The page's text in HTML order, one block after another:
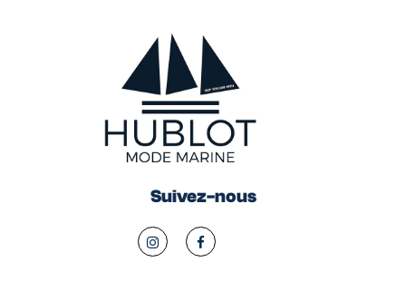
Suivez-nous